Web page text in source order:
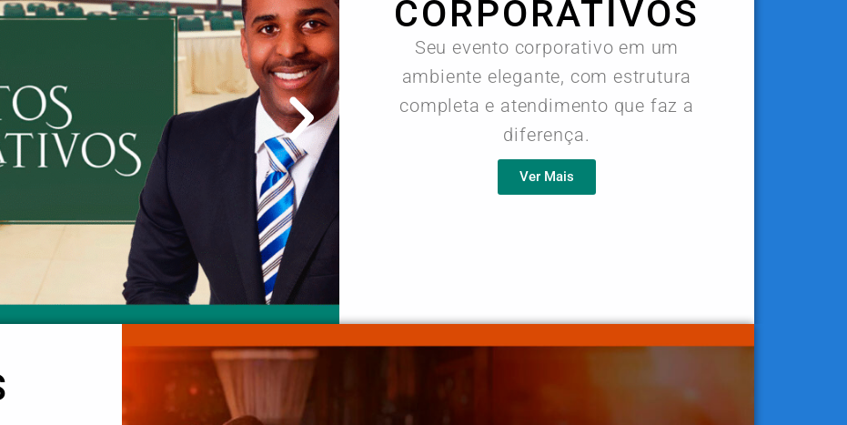
CORPORATIVOS
Seu evento corporativo em um
ambiente elegante, com estrutura
completa e atendimento que faz a
diferença.
Ver Mais